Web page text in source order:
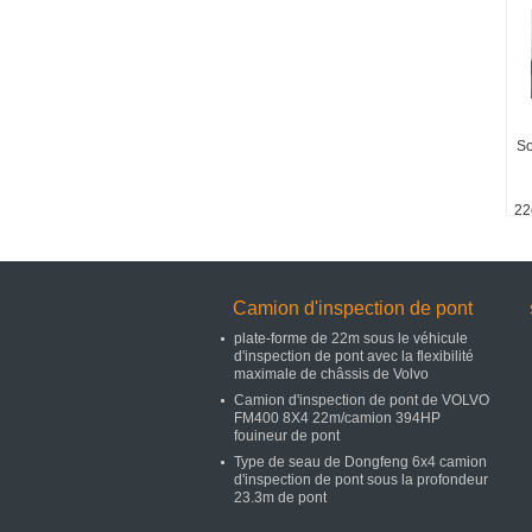
Camion d'inspection de pont
plate-forme de 22m sous le véhicule
d'inspection de pont avec la flexibilité
maximale de châssis de Volvo
Camion d'inspection de pont de VOLVO
FM400 8X4 22m/camion 394HP
fouineur de pont
Type de seau de Dongfeng 6x4 camion
d'inspection de pont sous la profondeur
23.3m de pont